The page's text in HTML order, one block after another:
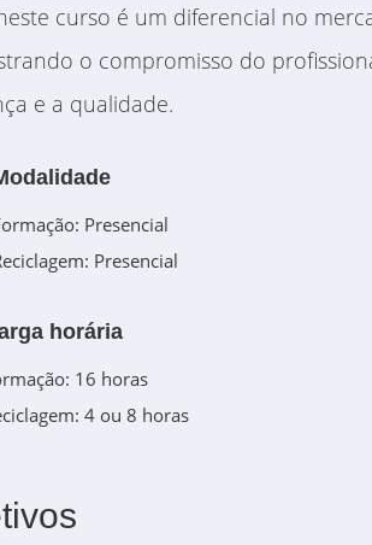
curso é um diferencial no
o compromisso do
e a qualidade.
Presencial
Presencial
horária
16 horas
4 ou 8 horas